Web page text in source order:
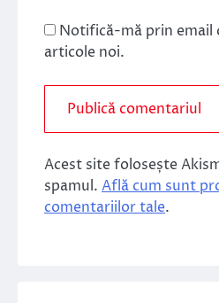
Notifică-mă prin email
articole noi.
Acest site folosește
spamul. Află cum sunt
comentariilor tale.